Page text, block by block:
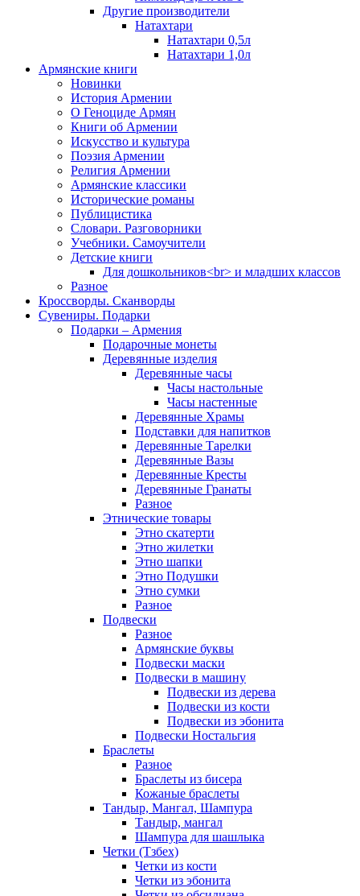
Другие производители
Натахтари
Натахтари 0,5л
Натахтари 1,0л
Армянские книги
Новинки
История Армении
О Геноциде Армян
Книги об Армении
Иcкусство и культура
Поэзия Армении
Религия Армении
Армянские классики
Исторические романы
Публицистика
Словари. Разговорники
Учебники. Самоучители
Детские книги
Для дошкольников<br> и младших классов
Разное
Кроссворды. Сканворды
Сувениры. Подарки
Подарки – Армения
Подарочные монеты
Деревянные изделия
Деревянные часы
Часы настольные
Часы настенные
Деревянные Храмы
Подставки для напитков
Деревянные Тарелки
Деревянные Вазы
Деревянные Кресты
Деревянные Гранаты
Разное
Этнические товары
Этно скатерти
Этно жилетки
Этно шапки
Этно Подушки
Этно сумки
Разное
Подвески
Разное
Армянские буквы
Подвески маски
Подвески в машину
Подвески из дерева
Подвески из кости
Подвески из эбонита
Подвески Ностальгия
Браслеты
Разное
Браслеты из бисера
Кожаные браслеты
Тандыр, Мангал, Шампура
Тандыр, мангал
Шампура для шашлыка
Четки (Тзбех)
Четки из кости
Четки из эбонита